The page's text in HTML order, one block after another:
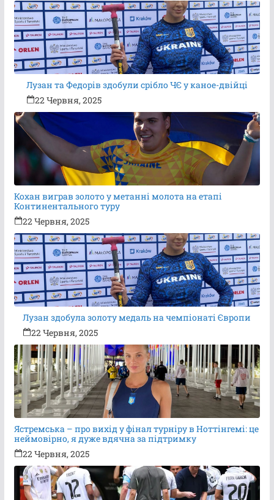
Лузан та Федорів здобули срібло ЧЄ у каное-двійці
22 Червня, 2025
Кохан виграв золото у метанні молота на етапі
Континентального туру
22 Червня, 2025
Лузан здобула золоту медаль на чемпіонаті Європи
22 Червня, 2025
Ястремська – про вихід у фінал турніру в Ноттінгемі: це
неймовірно, я дуже вдячна за підтримку
22 Червня, 2025